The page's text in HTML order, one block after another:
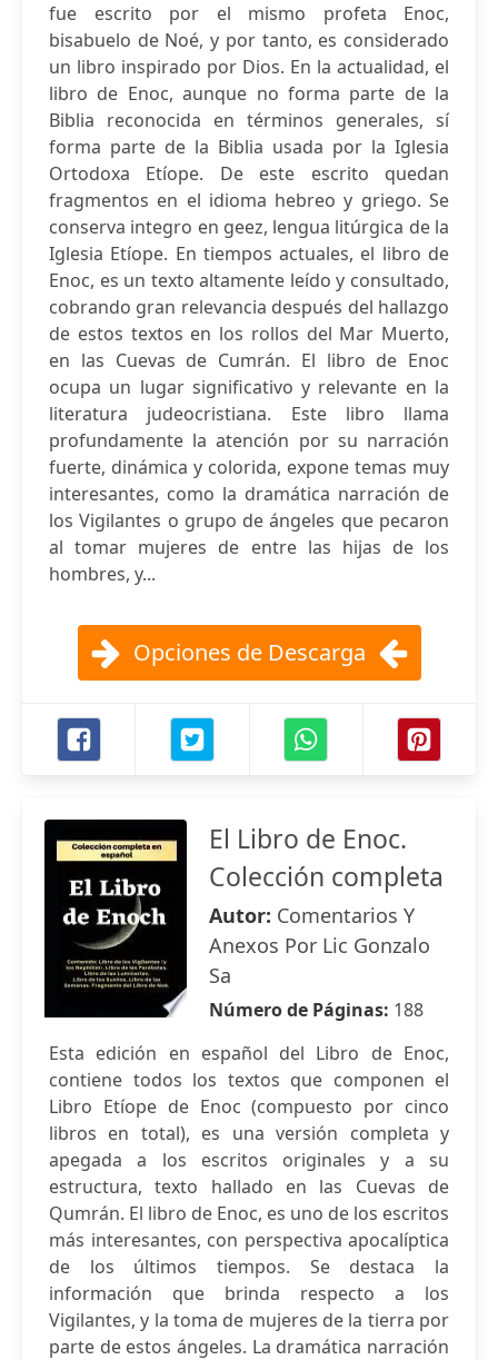
fue escrito por el mismo profeta Enoc,
bisabuelo de Noé, y por tanto, es considerado
un libro inspirado por Dios. En la actualidad, el
libro de Enoc, aunque no forma parte de la
Biblia reconocida en términos generales, sí
forma parte de la Biblia usada por la Iglesia
Ortodoxa Etíope. De este escrito quedan
fragmentos en el idioma hebreo y griego. Se
conserva integro en geez, lengua litúrgica de la
Iglesia Etíope. En tiempos actuales, el libro de
Enoc, es un texto altamente leído y consultado,
cobrando gran relevancia después del hallazgo
de estos textos en los rollos del Mar Muerto,
en las Cuevas de Cumrán. El libro de Enoc
ocupa un lugar significativo y relevante en la
literatura judeocristiana. Este libro llama
profundamente la atención por su narración
fuerte, dinámica y colorida, expone temas muy
interesantes, como la dramática narración de
los Vigilantes o grupo de ángeles que pecaron
al tomar mujeres de entre las hijas de los
hombres, y...
Opciones de Descarga
El Libro de Enoc.
Colección completa
Autor: Comentarios Y
Anexos Por Lic Gonzalo
Sa
Número de Páginas: 188
Esta edición en español del Libro de Enoc,
contiene todos los textos que componen el
Libro Etíope de Enoc (compuesto por cinco
libros en total), es una versión completa y
apegada a los escritos originales y a su
estructura, texto hallado en las Cuevas de
Qumrán. El libro de Enoc, es uno de los escritos
más interesantes, con perspectiva apocalíptica
de los últimos tiempos. Se destaca la
información que brinda respecto a los
Vigilantes, y la toma de mujeres de la tierra por
parte de estos ángeles. La dramática narración